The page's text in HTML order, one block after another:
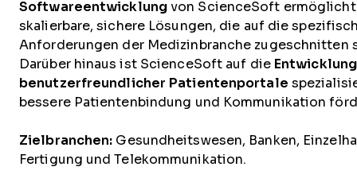
Softwareentwicklungvon ScienceSoft ermöglicht
skalierbare, sichere Lösungen, die auf die
Anforderungen der Medizinbranche zugeschnitten
Darüber hinaus ist ScienceSoft auf die Entwicklung
benutzerfreundlicher Patientenportale
bessere Patientenbindung und Kommunikation
Zielbranchen: Gesundheitswesen, Banken,
Fertigung und Telekommunikation.